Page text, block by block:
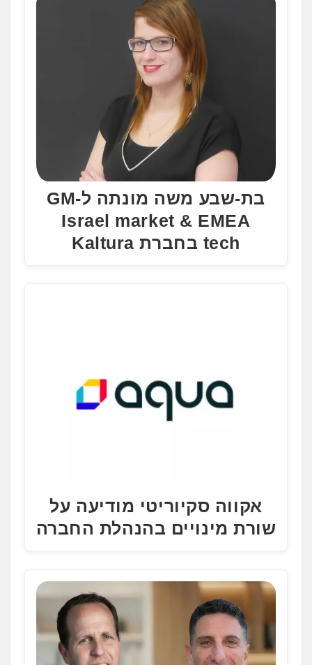
בת-שבע משה מונתה ל-GM
Israel market & EMEA
tech בחברת Kaltura
אקווה סקיוריטי מודיעה על
שורת מינויים בהנהלת החברה